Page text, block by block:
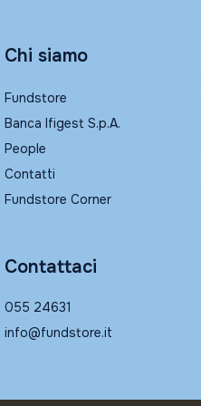
Chi siamo
Fundstore
Banca Ifigest S.p.A.
People
Contatti
Fundstore Corner
Contattaci
055 24631
info@fundstore.it